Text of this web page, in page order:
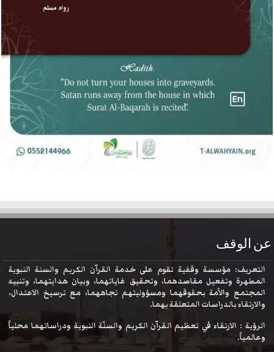
عن الوقف
التعريف: مؤسسة وقفية تقوم على خدمة القرآن الكريم والسنة النبوية
المطهرة وتفعيل مقاصدهما، وتحقيق غاياتهما، وبيان هدايتهما، وتنبيه
المجتمع والأمة بحقوقهما ومسؤوليتهم تجاههما، مع ترسيخ الاعتدال،
والارتقاء بالدراسات المتعلقة بهما.
الرؤية : الارتقاء في تعظيم القرآن الكريم والسنّة النبوية ودراساتهما محلياً
وعالمياً.